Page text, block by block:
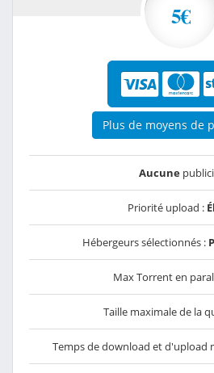
5€
Plus de moyens de
Aucune
Priorité upload :
Hébergeurs sélectionnés :
Max Torrent en
Taille maximale de la
Temps de download et d'upload